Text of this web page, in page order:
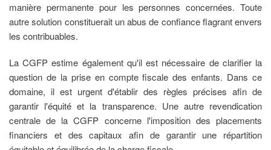
manière permanente pour les personnes concernées. Toute
autre solution constituerait un abus de confiance flagrant envers
les contribuables.
La CGFP estime également qu'il est nécessaire de clarifier la
question de la prise en compte fiscale des enfants. Dans ce
domaine, il est urgent d'établir des règles précises afin de
garantir l'équité et la transparence. Une autre revendication
centrale de la CGFP concerne l'imposition des placements
financiers et des capitaux afin de garantir une répartition